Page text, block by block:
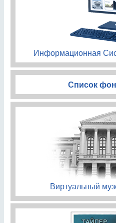
Информационная
Список
Виртуальный